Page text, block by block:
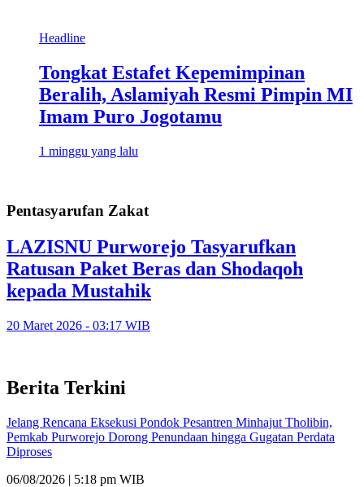
Headline
Tongkat Estafet Kepemimpinan
Beralih, Aslamiyah Resmi Pimpin MI
Imam Puro Jogotamu
1 minggu yang lalu
Pentasyarufan Zakat
LAZISNU Purworejo Tasyarufkan
Ratusan Paket Beras dan Shodaqoh
kepada Mustahik
20 Maret 2026 - 03:17 WIB
Berita Terkini
Jelang Rencana Eksekusi Pondok Pesantren Minhajut Tholibin,
Pemkab Purworejo Dorong Penundaan hingga Gugatan Perdata
Diproses
06/08/2026 | 5:18 pm WIB